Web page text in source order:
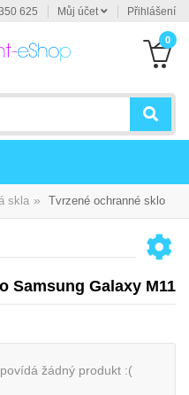
625 Můj účet Přihlášení
0
skla » Tvrzené ochranné sklo
Samsung Galaxy M11
žádný produkt :(